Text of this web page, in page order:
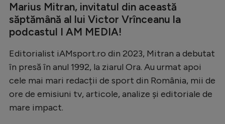
Rugby
Ciclism
JO 2024
JO 2026
Marius Mitran, invitatul din această
săptămână al lui Victor Vrînceanu la
podcastul I AM MEDIA!
Editorialist iAMsport.ro din 2023, Mitran a debutat
în presă în anul 1992, la ziarul Ora. Au urmat apoi
cele mai mari redacții de sport din România, mii de
ore de emisiuni tv, articole, analize și editoriale de
mare impact.